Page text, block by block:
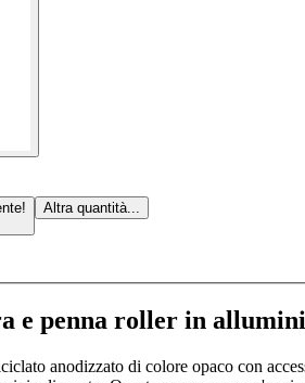
Altra quantità...
e penna roller in
anodizzato di colore opaco con